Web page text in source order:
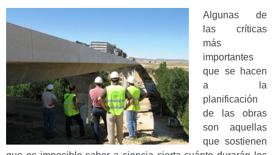
Algunas de
las críticas
más
importantes
que se hacen
a la
planificación
de las obras
son aquellas
que sostienen